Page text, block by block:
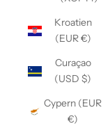
Kroatien
(EUR €)
Curaçao
(USD $)
Cypern (EUR
€)